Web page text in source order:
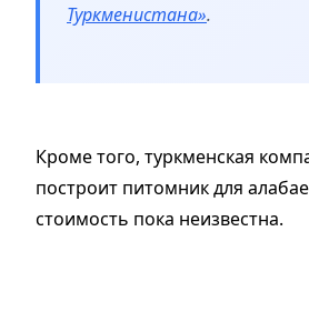
Туркменистана».
Кроме того, туркменская
построит питомник для
стоимость пока неизвестна.